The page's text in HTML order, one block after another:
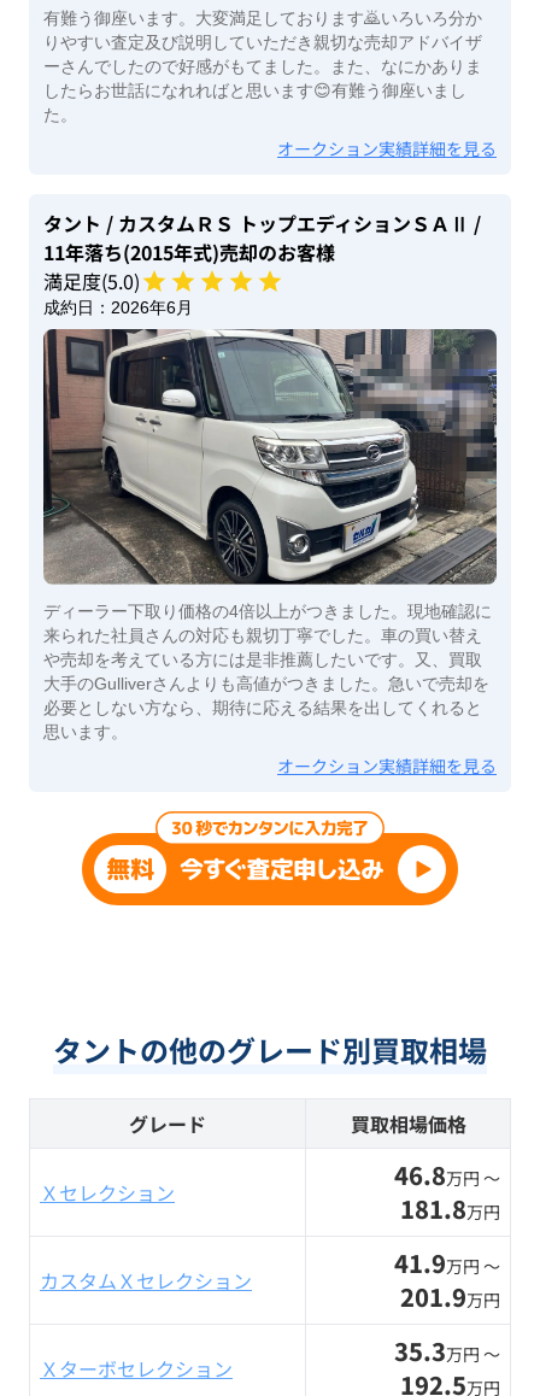
有難う御座います。大変満足しております🙇いろいろ分か
りやすい査定及び説明していただき親切な売却アドバイザ
ーさんでしたので好感がもてました。また、なにかありま
したらお世話になれればと思います😊有難う御座いまし
た。
オークション実績詳細を見る
タント / カスタムＲＳ トップエディションＳＡⅡ /
11年落ち(2015年式)売却のお客様
満足度(5.0)
成約日： 2026年6月
ディーラー下取り価格の4倍以上がつきました。現地確認に
来られた社員さんの対応も親切丁寧でした。車の買い替え
や売却を考えている方には是非推薦したいです。又、買取
大手のGulliverさんよりも高値がつきました。急いで売却を
必要としない方なら、期待に応える結果を出してくれると
思います。
オークション実績詳細を見る
タントの他のグレード別買取相場
グレード 買取相場価格
Ｘセレクション 46.8万円 〜
181.8万円
カスタムＸセレクション 41.9万円 〜
201.9万円
Ｘターボセレクション 35.3万円 〜
192.5万円